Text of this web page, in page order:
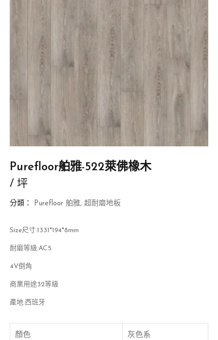
Purefloor舶雅-522萊佛橡木
/ 坪
分類： Purefloor 舶雅, 超耐磨地板
Size尺寸:1331*194*8mm
耐磨等級:AC5
4V倒角
商業用途32等級
產地:西班牙
顏色 灰色系